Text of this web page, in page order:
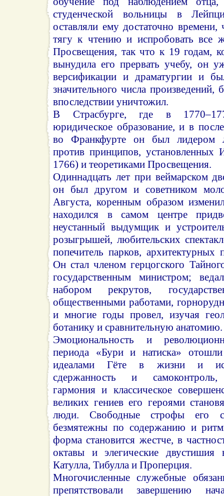
студенческой вольницы в
оставляли ему достаточно времени,
тягу к чтению и испробовать все
Просвещения, так что к 19 годам,
вынудила его прервать учебу, он
версификации и драматургии и
значительного числа произведений,
впоследствии уничтожил.
В Страсбурге, где в
юридическое образование, и в
во Франкфурте он был лидером
против принципов,
1766) и теоретиками Просвещения.
Одиннадцать лет при веймарском
он был другом и советником
Августа, коренным образом
находился в самом центре
неустанный выдумщик и
розыгрышей, любительских
попечитель парков, архитектурных
Он стал членом герцогского
государственным министром;
набором рекрутов,
общественными работами,
и многие годы провел, изучая
ботанику и сравнительную анатомию.
Эмоциональность и
периода «Бури и натиска»
идеалами Гёте в жизни и
сдержанность и самоконтроль,
гармония и классическое
великих гениев его героями
люди. Свободные строфы его
безмятежны по содержанию и
форма становится жестче, в
октавы и элегические двустишия
Катулла, Тибулла и Проперция.
Многочисленные служебные
препятствовали завершению